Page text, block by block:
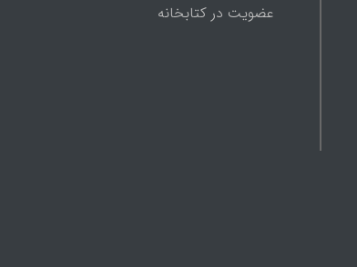
عضویت در کتابخانه